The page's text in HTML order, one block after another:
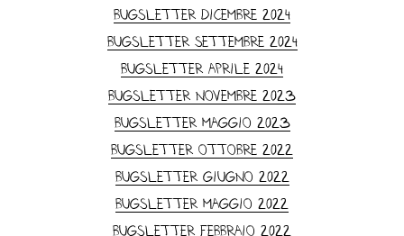
Bugsletter dicembre 2024
Bugsletter Settembre 2024
Bugsletter Aprile 2024
Bugsletter Novembre 2023
Bugsletter Maggio 2023
Bugsletter ottobre 2022
Bugsletter Giugno 2022
Bugsletter Maggio 2022
Bugsletter Febbraio 2022